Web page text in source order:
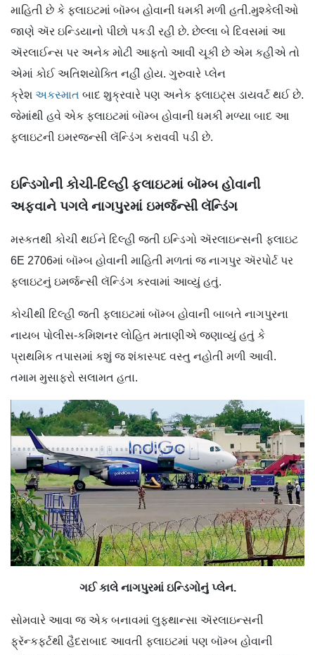
માહિતી છે કે ફ્લાઇટમાં બૉમ્બ હોવાની ધમકી મળી હતી.મુશ્કેલીઓ
જાણે ઍર ઇન્ડિયાનો પીછો પકડી રહી છે. છેલ્લા બે દિવસમાં આ
ઍરલાઈન્સ પર અનેક મોટી આફતો આવી ચૂકી છે એમ કહીએ તો
એમાં કોઈ અતિશયોક્તિ નહીં હોય. ગુરુવારે પ્લેન
ક્રેશ અકસ્માત બાદ શુક્રવારે પણ અનેક ફ્લાઇટ્સ ડાયવર્ટ થઈ છે.
જેમાંથી હવે એક ફ્લાઇટમાં બૉમ્બ હોવાની ધમકી મળ્યા બાદ આ
ફ્લાઇટની ઇમરજન્સી લૅન્ડિંગ કરાવવી પડી છે.
ઇન્ડિગોની કોચી-દિલ્હી ફ્લાઇટમાં બૉમ્બ હોવાની
અફવાને પગલે નાગપુરમાં ઇમર્જન્સી લૅન્ડિંગ
મસ્કતથી કોચી થઈને દિલ્હી જતી ઇન્ડિગો ઍરલાઇન્સની ફ્લાઇટ
6E 2706માં બૉમ્બ હોવાની માહિતી મળતાં જ નાગપુર ઍરપોર્ટ પર
ફ્લાઇટનું ઇમર્જન્સી લૅન્ડિંગ કરવામાં આવ્યું હતું.
કોચીથી દિલ્હી જતી ફ્લાઇટમાં બૉમ્બ હોવાની બાબતે નાગપુરના
નાયબ પોલીસ-કમિશનર લોહિત મતાણીએ જણાવ્યું હતું કે
પ્રાથમિક તપાસમાં કશું જ શંકાસ્પદ વસ્તુ નહોતી મળી આવી.
તમામ મુસાફરો સલામત હતા.
ગઈ કાલે નાગપુરમાં ઇન્ડિગોનું પ્લેન.
સોમવારે આવા જ એક બનાવમાં લુફ્થાન્સા ઍરલાઇન્સની
ફ્રૅન્કફર્ટથી હૈદરાબાદ આવતી ફ્લાઇટમાં પણ બૉમ્બ હોવાની